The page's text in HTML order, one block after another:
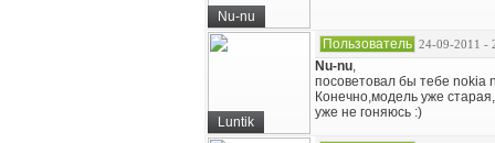
Nu-nu
Luntik
Пользователь 24-09-2011 -
Nu-nu,
посоветовал бы тебе nokia
Конечно,модель уже
уже не гоняюсь :)